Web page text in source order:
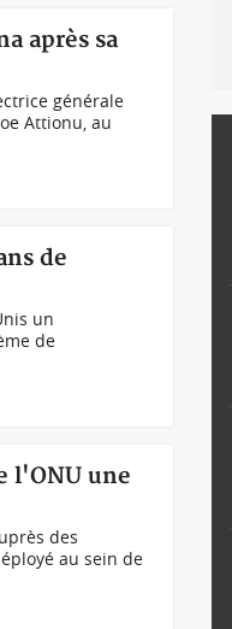
après sa
générale
Attionu, au
de
un
de
l'ONU une
des
au sein de